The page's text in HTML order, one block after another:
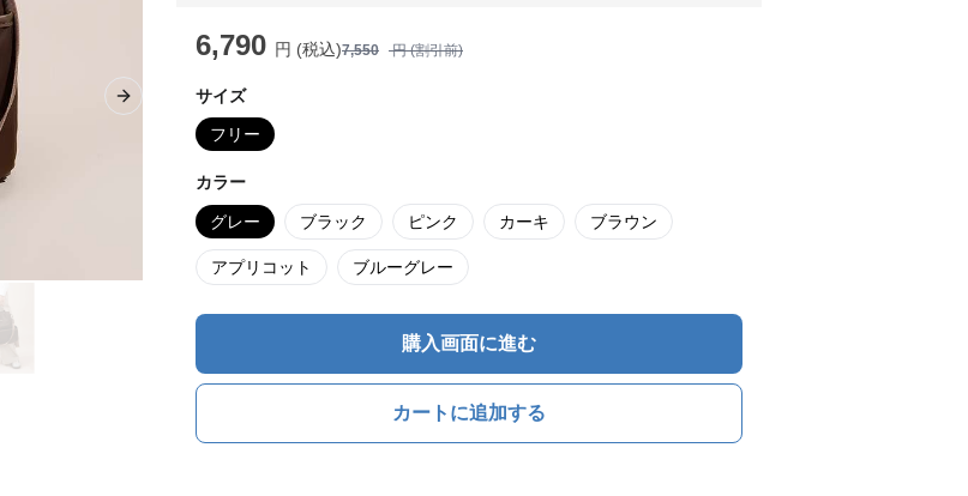
Next slide
6,790 円 (税込)7,550 円 (割引前)
サイズ
フリー
カラー
グレー ブラック ピンク カーキ ブラウン
アプリコット ブルーグレー
購入画面に進む
カートに追加する